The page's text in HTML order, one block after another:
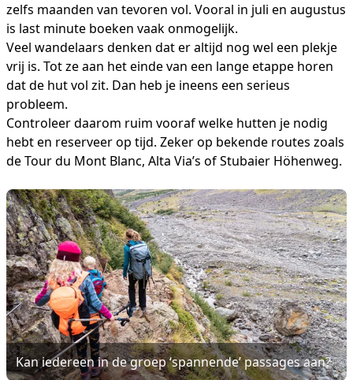
zelfs maanden van tevoren vol. Vooral in juli en augustus
is last minute boeken vaak onmogelijk.
Veel wandelaars denken dat er altijd nog wel een plekje
vrij is. Tot ze aan het einde van een lange etappe horen
dat de hut vol zit. Dan heb je ineens een serieus
probleem.
Controleer daarom ruim vooraf welke hutten je nodig
hebt en reserveer op tijd. Zeker op bekende routes zoals
de Tour du Mont Blanc, Alta Via’s of Stubaier Höhenweg.
Kan iedereen in de groep ‘spannende’ passages aan?